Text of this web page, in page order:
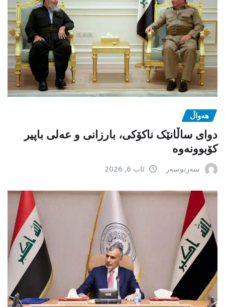
هەواڵ
دوای ساڵانێک ناکۆکی، بارزانی و عەلی باپیر
کۆبوونەوە
سەرنوسەر ئاب 6, 2026